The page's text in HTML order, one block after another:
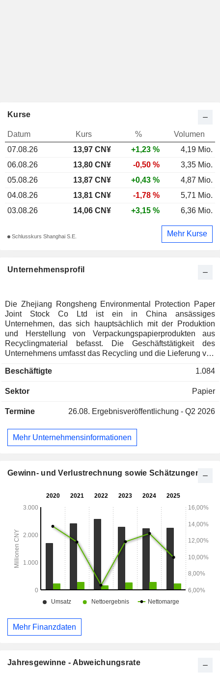
Unternehmensprofil
Die Zhejiang Rongsheng Environmental Protection Paper
Joint Stock Co Ltd ist ein in China ansässiges
Unternehmen, das sich hauptsächlich mit der Produktion
und Herstellung von Verpackungspapierprodukten aus
Recyclingmaterial befasst. Die Geschäftstätigkeit des
Unternehmens umfasst das Recycling und die Lieferung von
umweltfreundlichem Recyclingpapier sowie die Herstellung
Unternehmens zählen Kraftliner, Wellpappenrohpapier,
vorwiegend auf dem heimischen Markt tätig.
Beschäftigte 1.084
Sektor Papier
Termine 26.08. Ergebnisveröffentlichung - Q2 2026
Mehr Unternehmensinformationen
Kurse
Datum Kurs %
Volumen
07.08.26
13,97 CN¥ +1,23 %
4,19 Mio.
06.08.26
13,80 CN¥ -0,50 %
3,35 Mio.
05.08.26
13,87 CN¥ +0,43 %
4,87 Mio.
04.08.26
13,81 CN¥ -1,78 %
5,71 Mio.
03.08.26
14,06 CN¥ +3,15 % 6,36 Mio.
Schlusskurs Shanghai S.E. Mehr Kurse
Gewinn- und Verlustrechnung sowie Schätzungen
Mehr Finanzdaten
Jahresgewinne - Abweichungsrate